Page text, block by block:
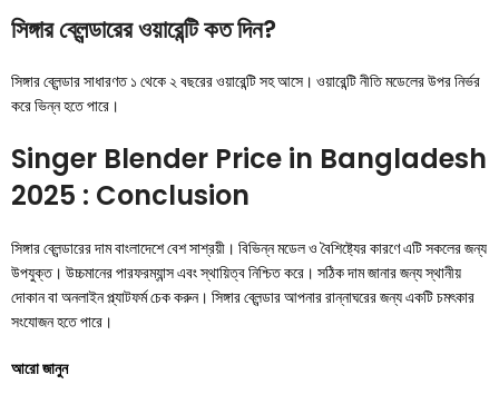
সিঙ্গার ব্লেন্ডারের ওয়ারেন্টি কত দিন?
সিঙ্গার ব্লেন্ডার সাধারণত ১ থেকে ২ বছরের ওয়ারেন্টি সহ আসে। ওয়ারেন্টি নীতি মডেলের উপর নির্ভর
করে ভিন্ন হতে পারে।
Singer Blender Price in Bangladesh
2025 : Conclusion
সিঙ্গার ব্লেন্ডারের দাম বাংলাদেশে বেশ সাশ্রয়ী। বিভিন্ন মডেল ও বৈশিষ্ট্যের কারণে এটি সকলের জন্য
উপযুক্ত। উচ্চমানের পারফরম্যান্স এবং স্থায়িত্ব নিশ্চিত করে। সঠিক দাম জানার জন্য স্থানীয়
দোকান বা অনলাইন প্ল্যাটফর্ম চেক করুন। সিঙ্গার ব্লেন্ডার আপনার রান্নাঘরের জন্য একটি চমৎকার
সংযোজন হতে পারে।
আরো জানুন